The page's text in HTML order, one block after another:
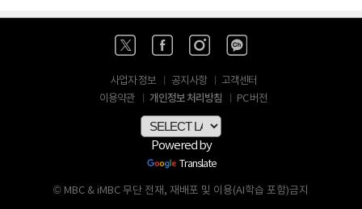
사업자 정보 공지사항
고객센터
이용약관
개인정보 처리방침 PC 버전
Powered by
Translate
© MBC & iMBC 무단 전재, 재배포 및 이용(AI학습 포함)금지